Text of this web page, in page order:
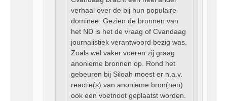
verhaal over de bij hun populaire
dominee. Gezien de bronnen van
het ND is het de vraag of Cvandaag
journalistiek verantwoord bezig was.
Zoals wel vaker voeren zij graag
anonieme bronnen op. Rond het
gebeuren bij Siloah moest er n.a.v.
reactie(s) van anonieme bron(nen)
ook een voetnoot geplaatst worden.